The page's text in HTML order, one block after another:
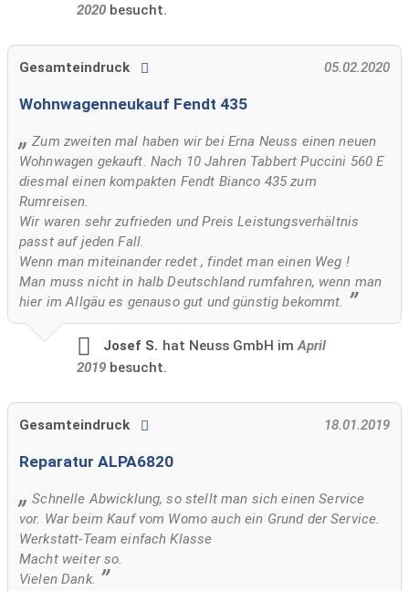
2020 besucht.
Gesamteindruck 05.02.2020
Wohnwagenneukauf Fendt 435
Zum zweiten mal haben wir bei Erna Neuss einen neuen
Wohnwagen gekauft. Nach 10 Jahren Tabbert Puccini 560 E
diesmal einen kompakten Fendt Bianco 435 zum
Rumreisen.
Wir waren sehr zufrieden und Preis Leistungsverhältnis
passt auf jeden Fall.
Wenn man miteinander redet , findet man einen Weg !
Man muss nicht in halb Deutschland rumfahren, wenn man
hier im Allgäu es genauso gut und günstig bekommt.
Josef S. hat Neuss GmbH im April
2019 besucht.
Gesamteindruck 18.01.2019
Reparatur ALPA6820
Schnelle Abwicklung, so stellt man sich einen Service
vor. War beim Kauf vom Womo auch ein Grund der Service.
Werkstatt-Team einfach Klasse
Macht weiter so.
Vielen Dank.